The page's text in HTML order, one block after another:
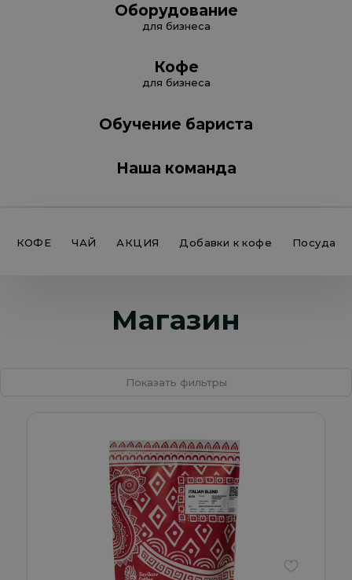
Оборудование
для бизнеса
Кофе
для бизнеса
Обучение бариста
Наша команда
КОФЕ ЧАЙ АКЦИЯ Добавки к кофе Посуда
Магазин
Показать фильтры
В